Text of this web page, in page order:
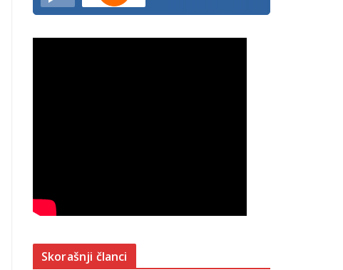
Skorašnji članci